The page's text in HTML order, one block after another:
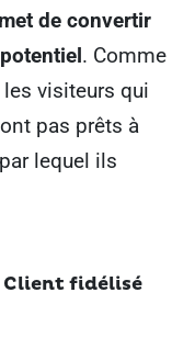
de convertir
. Comme
visiteurs qui
pas prêts à
lequel ils
Client fidélisé